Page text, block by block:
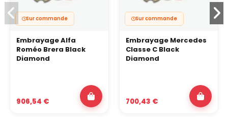
Sur commande
Embrayage Alfa
Roméo Brera Black
Diamond
906,54 €
Sur commande
Embrayage Mercedes
Classe C Black
Diamond
700,43 €